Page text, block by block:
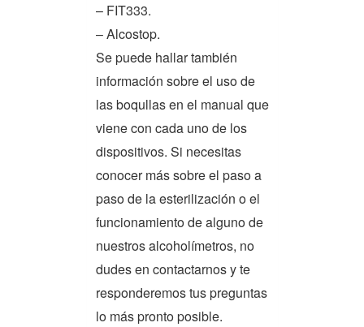
– FIT333.
– Alcostop.
Se puede hallar también
información sobre el uso de
las boqullas en el manual que
viene con cada uno de los
dispositivos. Si necesitas
conocer más sobre el paso a
paso de la esterilización o el
funcionamiento de alguno de
nuestros alcoholímetros, no
dudes en contactarnos y te
responderemos tus preguntas
lo más pronto posible.